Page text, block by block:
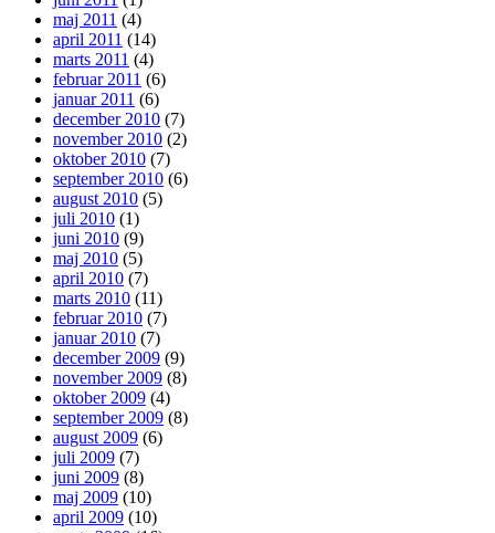
maj 2011 (4)
april 2011 (14)
marts 2011 (4)
februar 2011 (6)
januar 2011 (6)
december 2010 (7)
november 2010 (2)
oktober 2010 (7)
september 2010 (6)
august 2010 (5)
juli 2010 (1)
juni 2010 (9)
maj 2010 (5)
april 2010 (7)
marts 2010 (11)
februar 2010 (7)
januar 2010 (7)
december 2009 (9)
november 2009 (8)
oktober 2009 (4)
september 2009 (8)
august 2009 (6)
juli 2009 (7)
juni 2009 (8)
maj 2009 (10)
april 2009 (10)